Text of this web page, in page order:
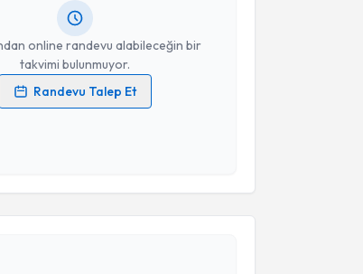
online randevu alabileceğin bir
takvimi bulunmuyor.
Randevu Talep Et
işlenmesine ilişkinAydınlatma Metni
Talebi